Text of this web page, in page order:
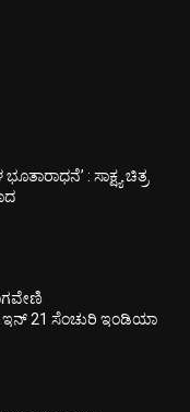
: ಸಾಕ್ಷ್ಯ ಚಿತ್ರ
21 ಸೆಂಚುರಿ ಇಂಡಿಯಾ